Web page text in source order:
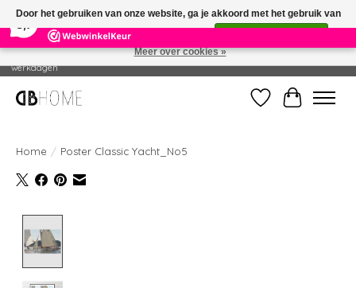
14 Reviews ×
Geproduceerd in eigen drukkerij - Gratis verzending vanaf € 49 - Levertijd: 2-5
werkdagen
Verlanglijst
Home / Poster Classic Yacht_No5
Door het gebruiken van onze website, ga je akkoord met het gebruik van
cookies om onze website te verbeteren.
Meer over cookies »